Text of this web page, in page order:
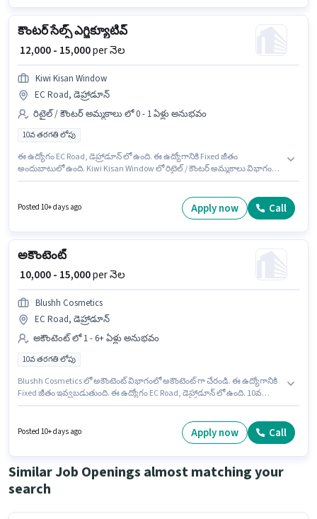
కౌంటర్ సేల్స్ ఎగ్జిక్యూటివ్
₹ 12,000 - 15,000per నెల
Kiwi Kisan Window
EC Road, డెహ్రాడూన్
రిటైల్ / కౌంటర్ అమ్మకాలు లో 0 - 1 ఏళ్లు అనుభవం
10వ తరగతి లోపు
ఈ ఉద్యోగం EC Road, డెహ్రాడూన్ లో ఉంది. ఈ ఉద్యోగానికి Fixed జీతం
అందుబాటులో ఉంది. Kiwi Kisan Window లో రిటైల్ / కౌంటర్ అమ్మకాలు విభాగంలో
సంపాదించవచ్చు. ఈ ఉద్యోగానికి 10వ తరగతి లోపు అర్హత ఉన్న అభ్యర్థులు దరఖాస్తు
Posted 10+ days ago Apply now Call
అకౌంటెంట్
₹ 10,000 - 15,000per నెల
Blushh Cosmetics
EC Road, డెహ్రాడూన్
అకౌంటెంట్ లో 1 - 6+ ఏళ్లు అనుభవం
10వ తరగతి లోపు
Blushh Cosmetics లో అకౌంటెంట్ విభాగంలో అకౌంటెంట్ గా చేరండి. ఈ ఉద్యోగానికి
Fixed జీతం ఇవ్వబడుతుంది. ఈ ఉద్యోగం EC Road, డెహ్రాడూన్ లో ఉంది. 10వ
నెలకు ₹15000 వరకు సంపాదించవచ్చు.
Posted 10+ days ago Apply now Call
Similar Job Openings almost matching your
search